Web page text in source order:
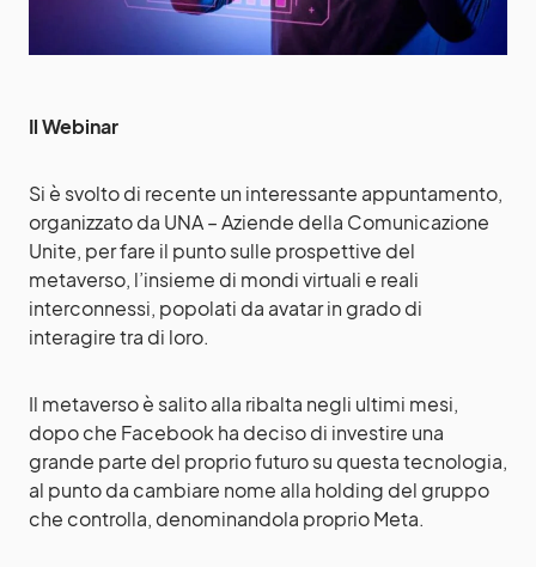
Il Webinar
Si è svolto di recente un interessante appuntamento,
organizzato da UNA – Aziende della Comunicazione
Unite, per fare il punto sulle prospettive del
metaverso, l’insieme di mondi virtuali e reali
interconnessi, popolati da avatar in grado di
interagire tra di loro.
Il metaverso è salito alla ribalta negli ultimi mesi,
dopo che Facebook ha deciso di investire una
grande parte del proprio futuro su questa tecnologia,
al punto da cambiare nome alla holding del gruppo
che controlla, denominandola proprio Meta.